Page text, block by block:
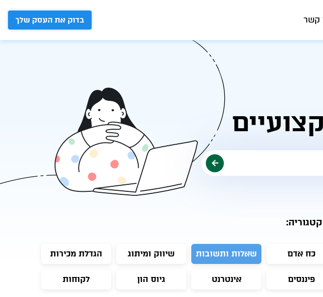
קשר בדוק את העסק שלך
כח אדם שאלות ותשובות שיווק ומיתוג הגדלת מכירות
פיננסים אינטרנט גיוס הון לקוחות